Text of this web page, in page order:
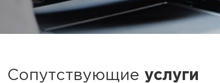
Сопутствующие услуги